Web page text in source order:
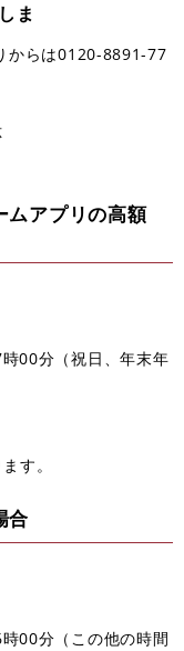
ま
からは0120-8891-77
ムアプリの高額
00分（祝日、年末年
す。
合
00分（この他の時間